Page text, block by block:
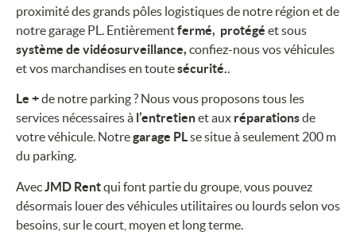
proximité des grands pôles logistiques de notre région et de
notre garage PL. Entièrementfermé, protégé et sous
système de vidéosurveillance, confiez-nous vos véhicules
et vos marchandises en toutesécurité..
Le +de notre parking ? Nous vous proposons tous les
services nécessaires à l’entretienet aux réparationsde
votre véhicule. Notregarage PLse situe à seulement 200 m
du parking.
AvecJMD Rentqui font partie du groupe, vous pouvez
désormais louer des véhicules utilitaires ou lourds selon vos
besoins, sur le court, moyen et long terme.